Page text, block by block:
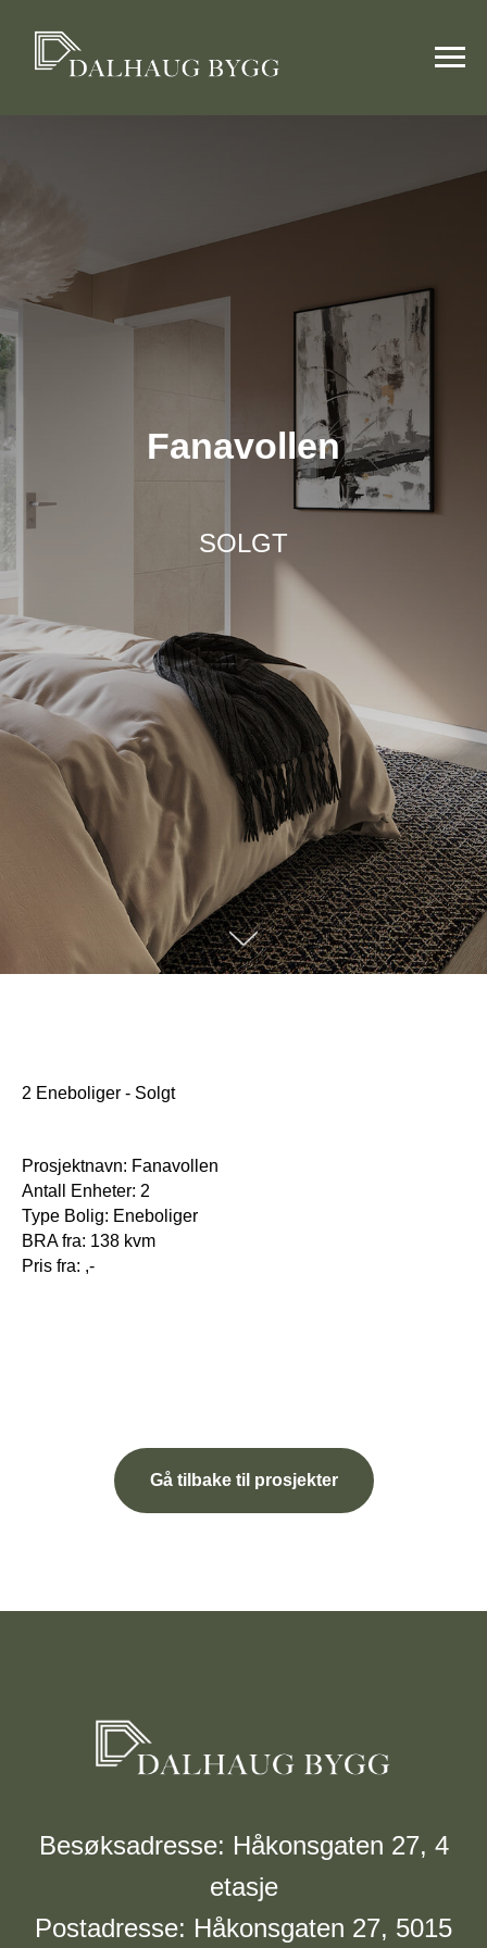
Fanavollen
SOLGT
2 Eneboliger - Solgt
Prosjektnavn: Fanavollen
Antall Enheter: 2
Type Bolig: Eneboliger
BRA fra: 138 kvm
Pris fra: ,-
Gå tilbake til prosjekter
Besøksadresse: Håkonsgaten 27, 4
etasje
Postadresse: Håkonsgaten 27, 5015